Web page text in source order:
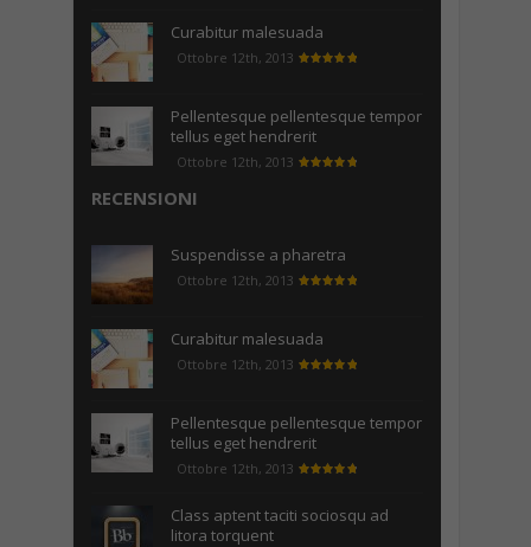
Curabitur malesuada
Ottobre 12th, 2013
Pellentesque pellentesque tempor
tellus eget hendrerit
Ottobre 12th, 2013
RECENSIONI
Suspendisse a pharetra
Ottobre 12th, 2013
Curabitur malesuada
Ottobre 12th, 2013
Pellentesque pellentesque tempor
tellus eget hendrerit
Ottobre 12th, 2013
Class aptent taciti sociosqu ad
litora torquent